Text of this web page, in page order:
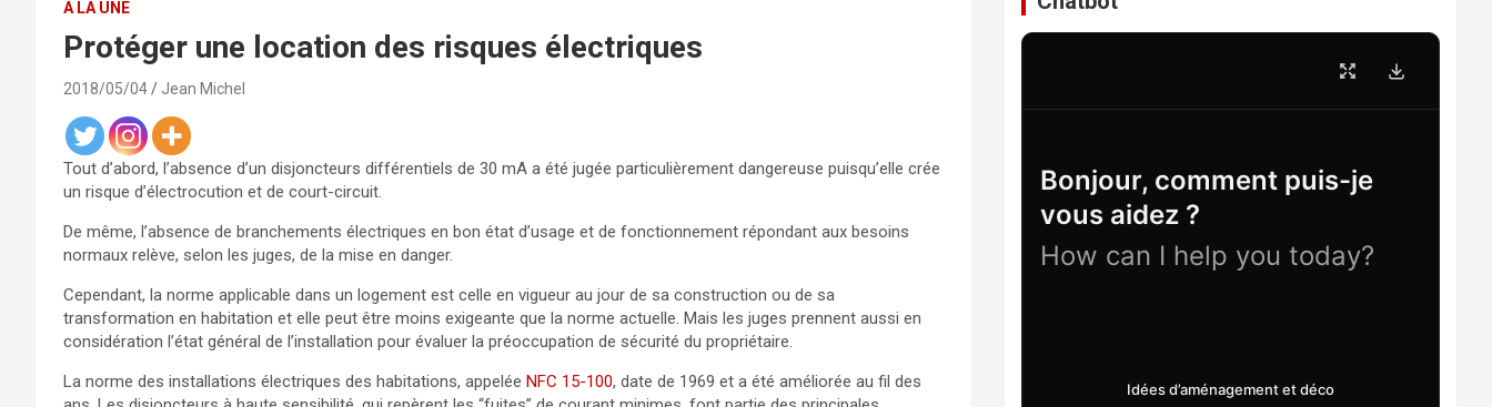
A LA UNE
Protéger une location des risques électriques
2018/05/04 Jean Michel
Tout d’abord, l’absence d’un disjoncteurs différentiels de 30 mA a été jugée particulièrement dangereuse puisqu’elle crée
un risque d’électrocution et de court-circuit.
De même, l’absence de branchements électriques en bon état d’usage et de fonctionnement répondant aux besoins
normaux relève, selon les juges, de la mise en danger.
Cependant, la norme applicable dans un logement est celle en vigueur au jour de sa construction ou de sa
transformation en habitation et elle peut être moins exigeante que la norme actuelle. Mais les juges prennent aussi en
considération l’état général de l’installation pour évaluer la préoccupation de sécurité du propriétaire.
La norme des installations électriques des habitations, appelée NFC 15-100, date de 1969 et a été améliorée au fil des
Bonjour, comment puis-je
vous aidez ?
How can I help you today?
Idées d’aménagement et déco